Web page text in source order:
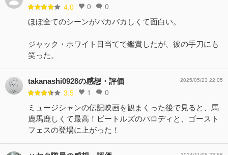
4.0 0 0
ほぼ全てのシーンがバカバカしくて面白い。
ジャック・ホワイト目当てで鑑賞したが、彼の手刀にも
笑った。
takanashi0928の感想・評価
3.5 1 0
2025/05/23 22:05
ミュージシャンの伝記映画を観まくった後で見ると、馬
鹿馬鹿しくて最高！ビートルズのパロディと、ゴースト
フェスの登場に上がった！